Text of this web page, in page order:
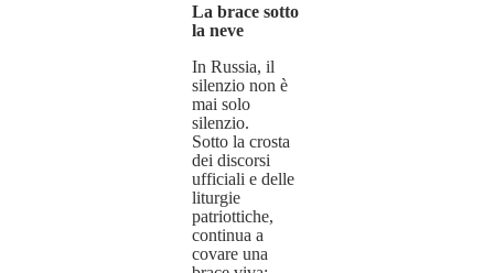
La brace sotto
la neve
In Russia, il
silenzio non è
mai solo
silenzio.
Sotto la crosta
dei discorsi
ufficiali e delle
liturgie
patriottiche,
continua a
covare una